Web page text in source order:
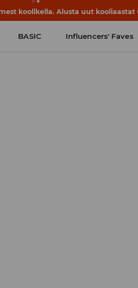
koolikella. Alusta uut kooliaastat
BASIC Influencers' Faves